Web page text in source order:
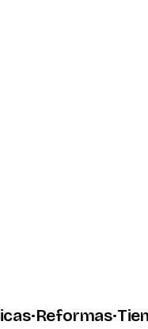
·Reformas·Tiendas